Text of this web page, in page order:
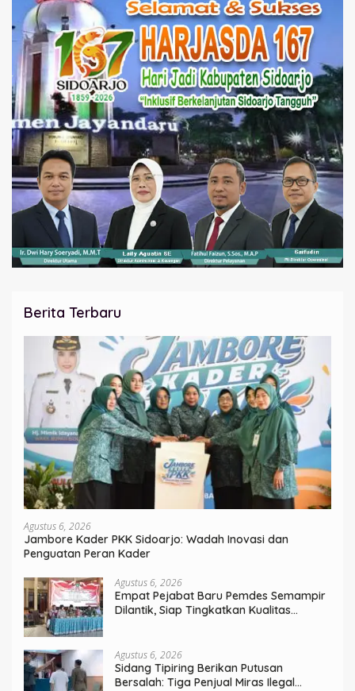
Berita Terbaru
Agustus 6, 2026
Jambore Kader PKK Sidoarjo: Wadah Inovasi dan
Penguatan Peran Kader
Agustus 6, 2026
Empat Pejabat Baru Pemdes Semampir
Dilantik, Siap Tingkatkan Kualitas
Agustus 6, 2026
Sidang Tipiring Berikan Putusan
Bersalah: Tiga Penjual Miras Ilegal